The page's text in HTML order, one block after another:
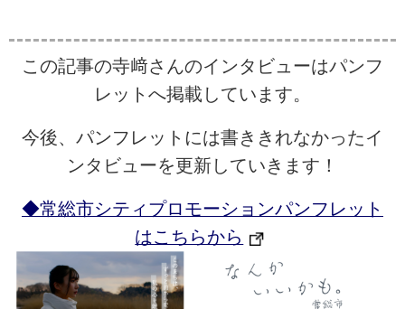
この記事の寺﨑さんのインタビューはパンフ
レットへ掲載しています。
今後、パンフレットには書ききれなかったイ
ンタビューを更新していきます！
◆常総市シティプロモーションパンフレット
はこちらから